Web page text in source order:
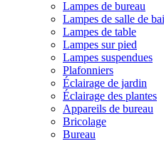
Lampes de bureau
Lampes de salle de
Lampes de table
Lampes sur pied
Lampes suspendues
Plafonniers
Éclairage de jardin
Éclairage des plantes
Appareils de bureau
Bricolage
Bureau